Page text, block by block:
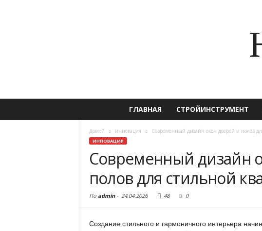
ГЛАВНАЯ СТРОЙИНСТРУМЕНТ
Домой инновация Современный дизайн окон дверей и полов
ИННОВАЦИЯ
Современный дизайн
полов для стильной
По admin- 24.04.2026 48 0
Создание стильного и гармоничного интерьера